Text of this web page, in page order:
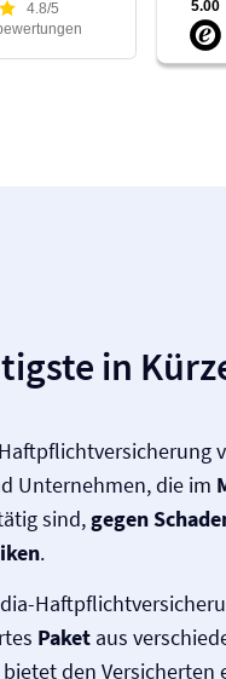
in
Unternehmen, die im
sind, gegen
.
Paket aus
den Versicherten